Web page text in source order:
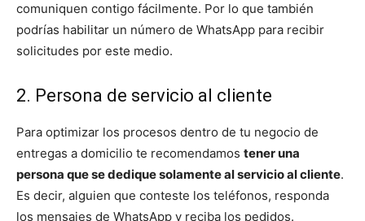
comuniquen contigo fácilmente. Por lo que también
podrías habilitar un número de WhatsApp para recibir
solicitudes por este medio.
2. Persona de servicio al cliente
Para optimizar los procesos dentro de tu negocio de
entregas a domicilio te recomendamos tener una
persona que se dedique solamente al servicio al cliente.
Es decir, alguien que conteste los teléfonos, responda
los mensajes de WhatsApp y reciba los pedidos.